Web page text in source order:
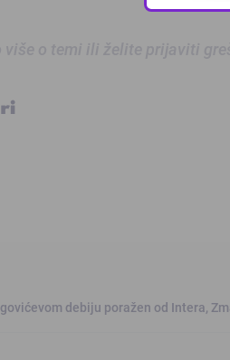
debiju poražen od Intera,